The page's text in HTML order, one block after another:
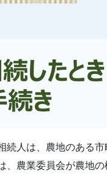
人は、農地のある市
、農業委員会が農地